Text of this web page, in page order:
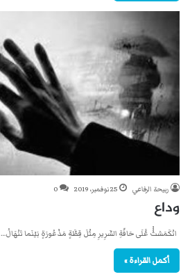
ربيحة الرفاعي 25 نوفمبر، 2019 0
وداع
انْكَمَشتْْْ عَّلَى حَافّةِ السَّرِيرِ مِثْلَ قِطَّةٍ مَذْعُورَةٍ بَيْنَما تَنْهَالُ…
أكمل القراءة »